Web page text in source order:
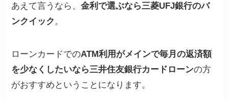
あえて言うなら、金利で選ぶなら三菱UFJ銀行のバ
ンクイック 。
ローンカードでのATM利用がメインで毎月の返済額
を少なくしたいなら三井住友銀行カードローンの方
がおすすめということになります。